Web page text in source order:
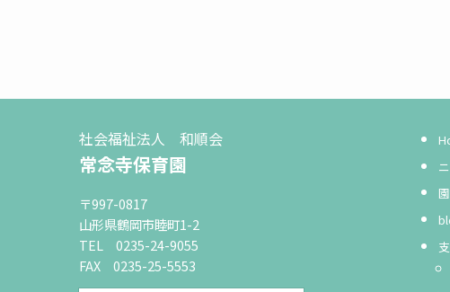
社会福祉法人 和順会
常念寺保育園
〒997-0817
山形県鶴岡市睦町1-2
TEL 0235-24-9055
FAX 0235-25-5553